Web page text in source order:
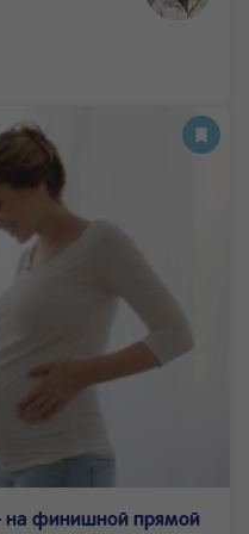
на финишной прямой